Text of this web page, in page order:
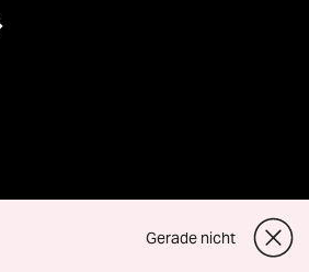
Gerade nicht